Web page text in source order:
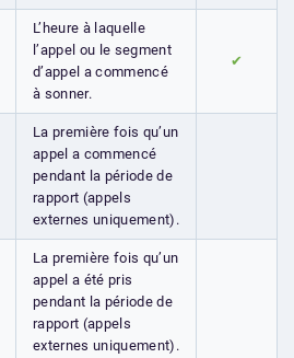
L’heure à laquelle
l’appel ou le segment
d’appel a commencé
à sonner.
✔
La première fois qu’un
appel a commencé
pendant la période de
rapport (appels
externes uniquement).
La première fois qu’un
appel a été pris
pendant la période de
rapport (appels
externes uniquement).